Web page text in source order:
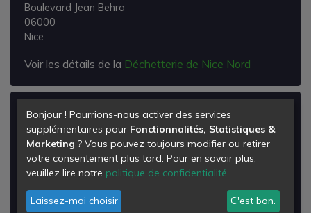
Boulevard Jean Behra
06000
Nice
Voir les détails de la Déchetterie de Nice Nord
Déchetterie de Nice Ouest
Avenue Sainte Marguerite
Nice
Voir les détails de la Déchetterie de Nice Ouest
Bonjour ! Pourrions-nous activer des services
supplémentaires pour Fonctionnalités, Statistiques &
Marketing ? Vous pouvez toujours modifier ou retirer
votre consentement plus tard. Pour en savoir plus,
veuillez lire notre politique de confidentialité.
Laissez-moi choisir C'est bon.